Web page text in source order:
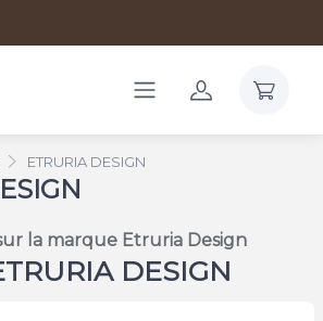
ETRURIA DESIGN
la marque Etruria Design
DESIGN